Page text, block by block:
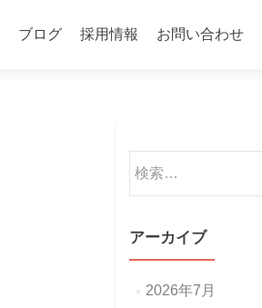
ブログ 採用情報 お問い合わせ
索:
アーカイブ
2026年7月